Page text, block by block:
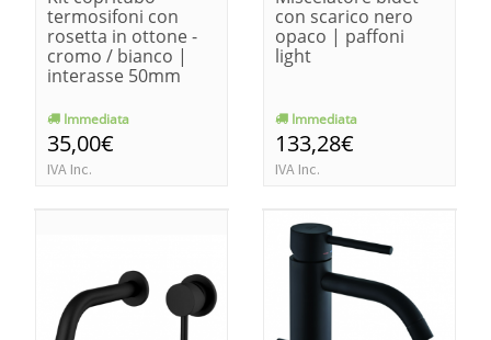
termosifoni con
rosetta in ottone -
cromo / bianco |
interasse 50mm
Immediata
35,00€
IVA Inc.
con scarico nero
opaco | paffoni
light
Immediata
133,28€
IVA Inc.